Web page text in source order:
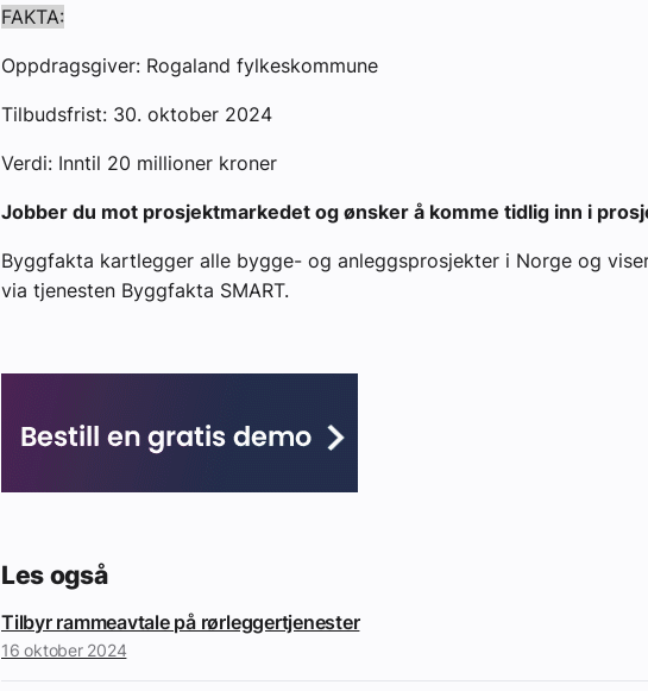
FAKTA:
Oppdragsgiver: Rogaland fylkeskommune
Tilbudsfrist: 30. oktober 2024
Verdi: Inntil 20 millioner kroner
Jobber du mot prosjektmarkedet og ønsker å komme tidlig inn i
Byggfakta kartlegger alle bygge- og anleggsprosjekter i Norge og
via tjenesten Byggfakta SMART.
Les også
Tilbyr rammeavtale på rørleggertjenester
16 oktober 2024